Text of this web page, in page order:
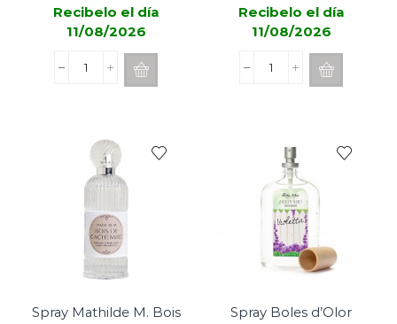
Recibelo el día
11/08/2026
Spray
Mathilde
Madeleine
90
ml
cantidad
Recibelo el día
11/08/2026
Spray
Mathilde
Cerisier
100
ml
cantidad
Spray Mathilde M. Bois Spray Boles d’Olor